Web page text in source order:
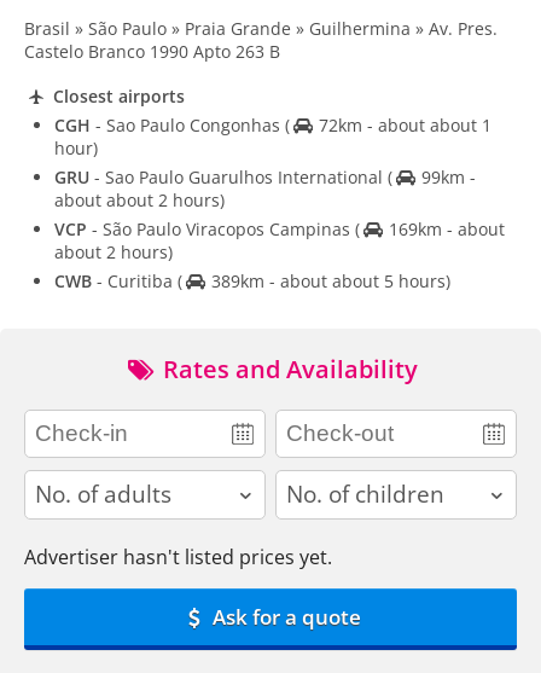
Brasil » São Paulo » Praia Grande » Guilhermina » Av. Pres.
Castelo Branco 1990 Apto 263 B
Closest airports
CGH - Sao Paulo Congonhas (
72km - about about 1
hour)
GRU - Sao Paulo Guarulhos International (
99km -
about about 2 hours)
VCP - São Paulo Viracopos Campinas (
169km - about
about 2 hours)
CWB - Curitiba ( 389km - about about 5 hours)
Rates and Availability
adults children
Advertiser hasn't listed prices yet.
Ask for a quote